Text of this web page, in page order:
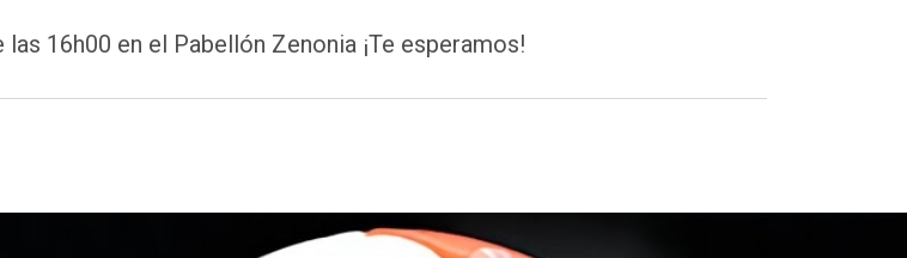
16h00 en el Pabellón Zenonia ¡Te esperamos!